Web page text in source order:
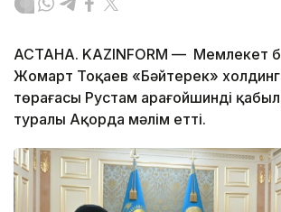
АСТАНА. KAZINFORM — Мемлекет
Жомарт Тоқаев «Бәйтерек»
төрағасы Рустам Қарағойшинді
туралы Ақорда мәлім етті.